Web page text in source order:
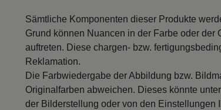
Sämtliche Komponenten dieser Produkte
Grund können Nuancen in der Farbe oder der
auftreten. Diese chargen- bzw.
Reklamation.
Die Farbwiedergabe der Abbildung bzw.
Originalfarben abweichen. Dieses könnte
der Bilderstellung oder von den Einstellungen